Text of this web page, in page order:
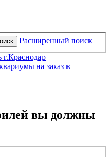
Расширенный поиск
вы должны